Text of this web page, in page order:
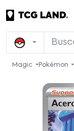
Magic Pokémon